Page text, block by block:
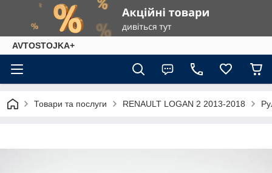
AVTOSTOJKA+
Товари та послуги RENAULT LOGAN 2 2013-2018